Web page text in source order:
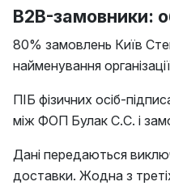
B2B-замовники:
80% замовлень Київ
найменування
ПІБ фізичних осіб-
між ФОП Булак С.С. і
Дані передаються
доставки. Жодна з